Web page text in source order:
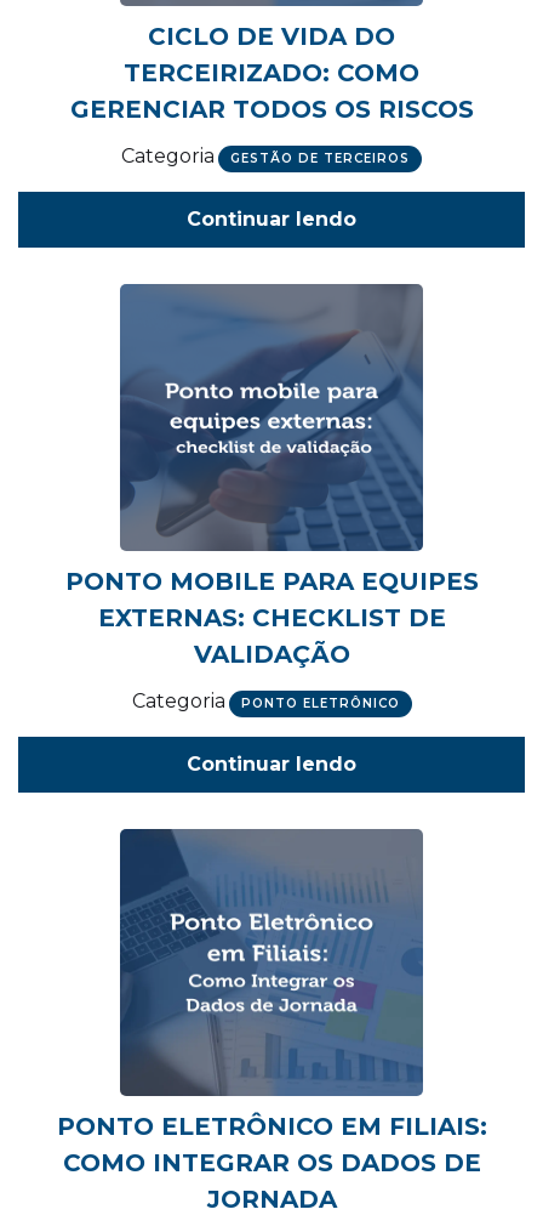
CICLO DE VIDA DO
TERCEIRIZADO: COMO
GERENCIAR TODOS OS RISCOS
Categoria GESTÃO DE TERCEIROS
Continuar lendo
PONTO MOBILE PARA EQUIPES
EXTERNAS: CHECKLIST DE
VALIDAÇÃO
Categoria PONTO ELETRÔNICO
Continuar lendo
PONTO ELETRÔNICO EM FILIAIS:
COMO INTEGRAR OS DADOS DE
JORNADA